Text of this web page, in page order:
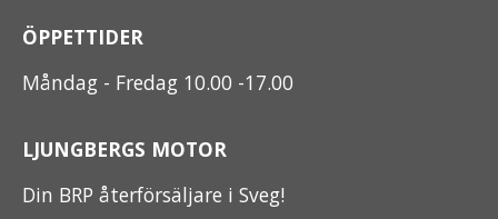
ÖPPETTIDER
Måndag - Fredag 10.00 -17.00
LJUNGBERGS MOTOR
Din BRP återförsäljare i Sveg!